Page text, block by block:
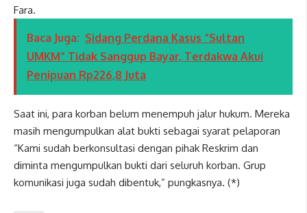
Fara.
Baca Juga: Sidang Perdana Kasus “Sultan
UMKM” Tidak Sanggup Bayar, Terdakwa Akui
Penipuan Rp226,8 Juta
Saat ini, para korban belum menempuh jalur hukum. Mereka
masih mengumpulkan alat bukti sebagai syarat pelaporan
“Kami sudah berkonsultasi dengan pihak Reskrim dan
diminta mengumpulkan bukti dari seluruh korban. Grup
komunikasi juga sudah dibentuk,” pungkasnya. (*)